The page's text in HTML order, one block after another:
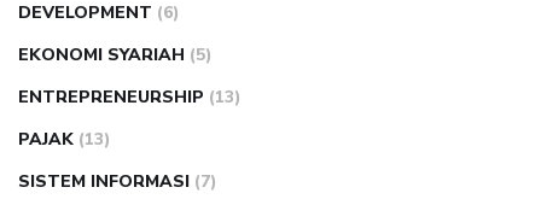
DEVELOPMENT (6)
EKONOMI SYARIAH (5)
ENTREPRENEURSHIP (13)
PAJAK (13)
SISTEM INFORMASI (7)